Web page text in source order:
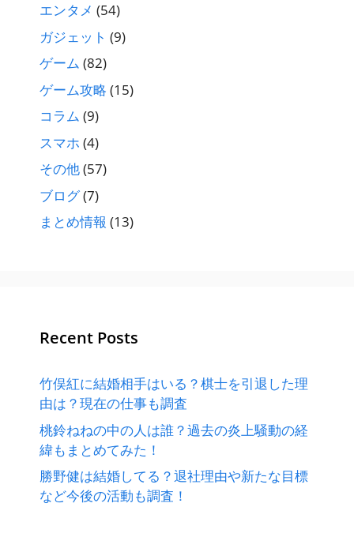
エンタメ (54)
ガジェット (9)
ゲーム (82)
ゲーム攻略 (15)
コラム (9)
スマホ (4)
その他(57)
ブログ(7)
まとめ情報 (13)
Recent Posts
竹俣紅に結婚相手はいる？棋士を引退した理
由は？現在の仕事も調査
桃鈴ねねの中の人は誰？過去の炎上騒動の経
緯もまとめてみた！
勝野健は結婚してる？退社理由や新たな目標
など今後の活動も調査！